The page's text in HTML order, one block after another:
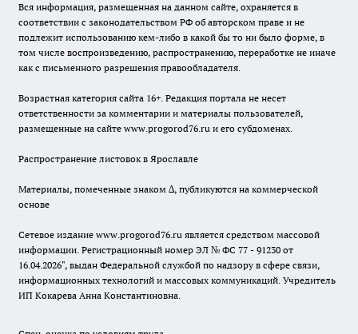
Вся информация, размещенная на данном сайте, охраняется в
соответствии с законодательством РФ об авторском праве и не
подлежит использованию кем-либо в какой бы то ни было форме, в
том числе воспроизведению, распространению, переработке не иначе
как с письменного разрешения правообладателя.
Возрастная категория сайта 16+. Редакция портала не несет
ответственности за комментарии и материалы пользователей,
размещенные на сайте www.progorod76.ru и его субдоменах.
Распространение листовок в Ярославле
Материалы, помеченные знаком ∆, публикуются на коммерческой
основе
Сетевое издание www.progorod76.ru является средством массовой
информации. Регистрационный номер ЭЛ № ФС 77 - 91230 от
16.04.2026", выдан Федеральной службой по надзору в сфере связи,
информационных технологий и массовых коммуникаций. Учредитель
ИП Кокарева Анна Константиновна.